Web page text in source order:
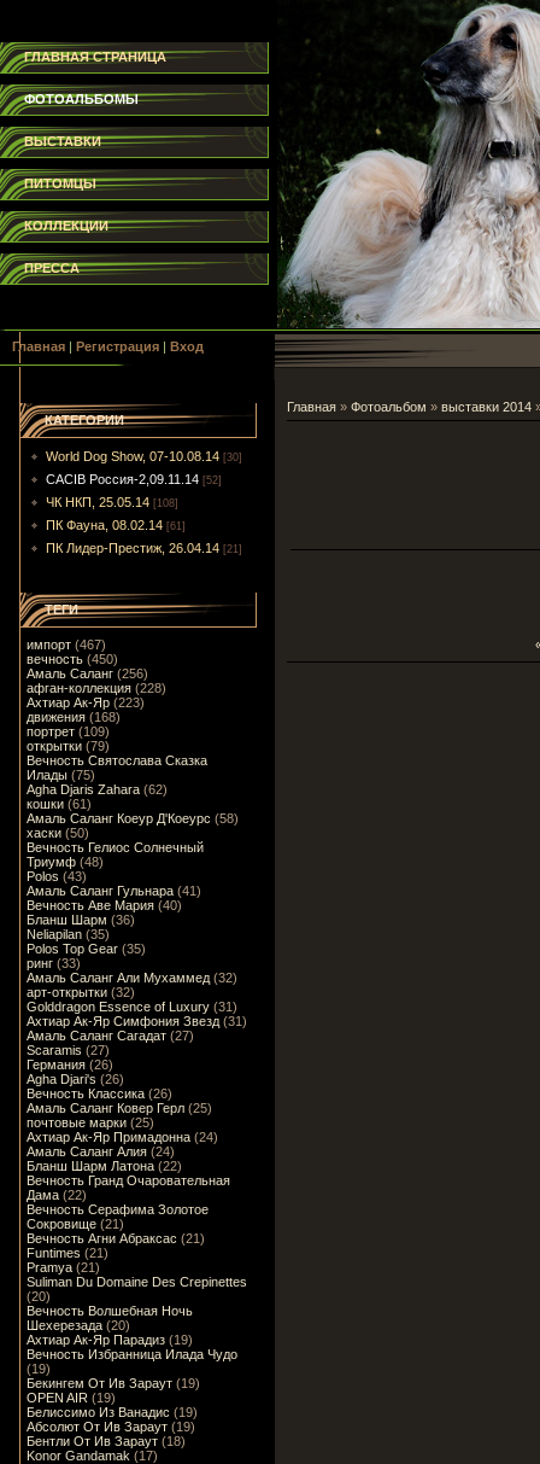
ГЛАВНАЯ СТРАНИЦА
ФОТОАЛЬБОМЫ
ВЫСТАВКИ
ПИТОМЦЫ
КОЛЛЕКЦИИ
ПРЕССА
Главная | Регистрация | Вход
КАТЕГОРИИ
World Dog Show, 07-10.08.14 [30]
CACIB Россия-2,09.11.14 [52]
ЧК НКП, 25.05.14 [108]
ПК Фауна, 08.02.14 [61]
ПК Лидер-Престиж, 26.04.14 [21]
ТЕГИ
импорт (467)
вечность (450)
Амаль Саланг (256)
афган-коллекция (228)
Ахтиар Ак-Яр (223)
движения (168)
портрет (109)
открытки (79)
Вечность Святослава Сказка
Илады (75)
Agha Djaris Zahara (62)
кошки (61)
Амаль Саланг Коеур Д'Коеурс (58)
хаски (50)
Вечность Гелиос Солнечный
Триумф (48)
Polos (43)
Амаль Саланг Гульнара (41)
Вечность Аве Мария (40)
Бланш Шарм (36)
Neliapilan (35)
Polos Top Gear (35)
ринг (33)
Амаль Саланг Али Мухаммед (32)
арт-открытки (32)
Golddragon Essence of Luxury (31)
Ахтиар Ак-Яр Симфония Звезд (31)
Амаль Саланг Сагадат (27)
Scaramis (27)
Германия (26)
Agha Djari's (26)
Вечность Классика (26)
Амаль Саланг Ковер Герл (25)
почтовые марки (25)
Ахтиар Ак-Яр Примадонна (24)
Амаль Саланг Алия (24)
Бланш Шарм Латона (22)
Вечность Гранд Очаровательная
Дама (22)
Вечность Серафима Золотое
Сокровище (21)
Вечность Агни Абраксас (21)
Funtimes (21)
Pramya (21)
Suliman Du Domaine Des Crepinettes
(20)
Вечность Волшебная Ночь
Шехерезада (20)
Ахтиар Ак-Яр Парадиз (19)
Вечность Избранница Илада Чудо
(19)
Бекингем От Ив Зараут (19)
OPEN AIR (19)
Белиссимо Из Ванадис (19)
Абсолют От Ив Зараут (19)
Бентли От Ив Зараут (18)
Konor Gandamak (17)
Главная » Фотоальбом » выставки 2014